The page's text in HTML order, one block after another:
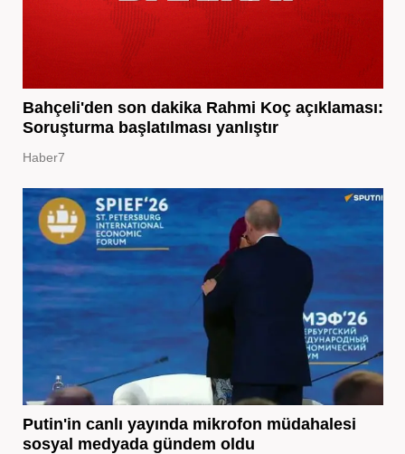
Bahçeli'den son dakika Rahmi Koç açıklaması:
Soruşturma başlatılması yanlıştır
Haber7
Putin'in canlı yayında mikrofon müdahalesi
sosyal medyada gündem oldu